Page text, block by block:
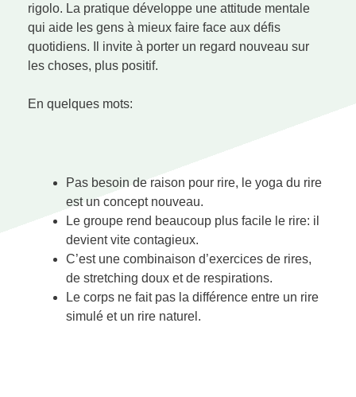
rigolo. La pratique développe une attitude mentale
qui aide les gens à mieux faire face aux défis
quotidiens. Il invite à porter un regard nouveau sur
les choses, plus positif.
En quelques mots:
Pas besoin de raison pour rire, le yoga du rire
est un concept nouveau.
Le groupe rend beaucoup plus facile le rire: il
devient vite contagieux.
C’est une combinaison d’exercices de rires,
de stretching doux et de respirations.
Le corps ne fait pas la différence entre un rire
simulé et un rire naturel.